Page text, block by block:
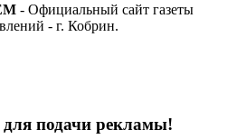
- Официальный сайт газеты
- г. Кобрин.
подачи рекламы!